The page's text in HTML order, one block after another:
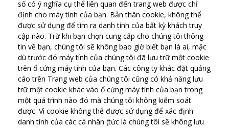
số có ý nghĩa cụ thể liên quan đến trang web được chỉ
định cho máy tính của bạn. Bản thân cookie, không thể
được sử dụng để tìm ra danh tính của bất kỳ khách truy
cập nào. Trừ khi bạn chọn cung cấp cho chúng tôi thông
tin về bạn, chúng tôi sẽ không bao giờ biết bạn là ai, mặc
dù trước đó máy tính của chúng tôi đã lưu trữ một cookie
trên ổ cứng máy tính của bạn. Các công ty khác đặt quảng
cáo trên Trang web của chúng tôi cũng có khả năng lưu
trữ một cookie khác vào ổ cứng máy tính của bạn trong
một quá trình nào đó mà chúng tôi không kiểm soát
được. Vì cookie không thể được sử dụng để xác định
danh tính của các cá nhân (tức là chúng tôi sẽ không lưu